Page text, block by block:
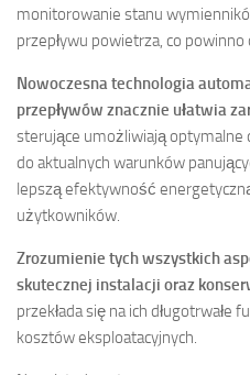
monitorowanie stanu
przepływu powietrza, co
Nowoczesna technologia
przepływów znacznie ułatwia
sterujące umożliwiają optymalne
do aktualnych warunków
lepszą efektywność
użytkowników.
Zrozumienie tych wszystkich
skutecznej instalacji oraz
przekłada się na ich długotrwałe
kosztów eksploatacyjnych.